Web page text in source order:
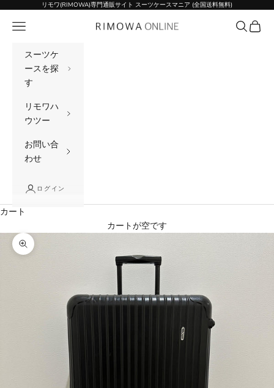
コンテンツへスキップリモワ(RIMOWA)専門通販サイト スーツケースマニア (全国送料無料)
リモワ(RIMOWA)専門通販サイト スーツケー
メニュー 検索カート
スーツケ
ースを探
す
リモワハ
ウツー
お問い合
わせ
ログイン
カート
カートが空です
ズームイン